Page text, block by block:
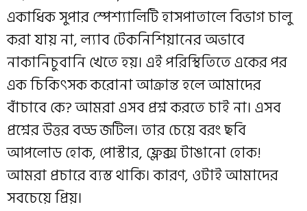
একাধিক সুপার স্পেশ‍্যালিটি হাসপাতালে বিভাগ চালু
করা যায় না, ল‍্যাব টেকনিশিয়ানের অভাবে
নাকানিচুবানি খেতে হয়। এই পরিস্থিতিতে একের পর
এক চিকিৎসক করোনা আক্রান্ত হলে আমাদের
বাঁচাবে কে? আমরা এসব প্রশ্ন করতে চাই না। এসব
প্রশ্নের উত্তর বড্ড জটিল। তার চেয়ে বরং ছবি
আপলোড হোক, পোস্টার, ফ্লেক্স টাঙানো হোক!
আমরা প্রচারে ব‍্যস্ত থাকি। কারণ, ওটাই আমাদের
সবচেয়ে প্রিয়।